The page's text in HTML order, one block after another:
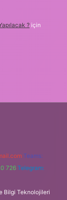
? için
Teams:
726 Telegram:
Bilgi Teknolojileri